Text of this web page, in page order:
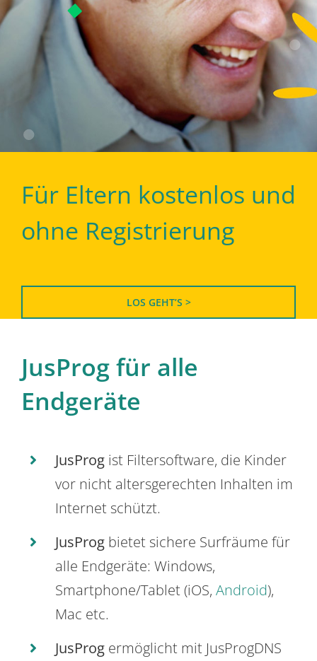
Für Eltern kostenlos und
ohne Registrierung
LOS GEHT’S >
JusProg für alle
Endgeräte
JusProg ist Filtersoftware, die Kinder
vor nicht altersgerechten Inhalten im
Internet schützt.
JusProg bietet sichere Surfräume für
alle Endgeräte: Windows,
Smartphone/Tablet (iOS, Android),
Mac etc.
JusProg ermöglicht mit JusProgDNS